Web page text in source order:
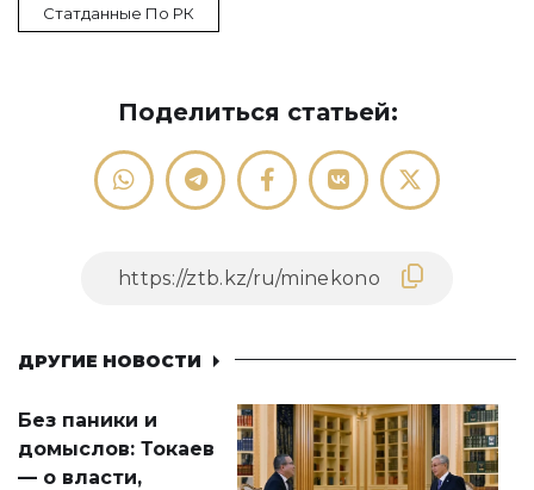
Статданные По РК
Поделиться статьей:
ДРУГИЕ НОВОСТИ
Без паники и
домыслов: Токаев
— о власти,